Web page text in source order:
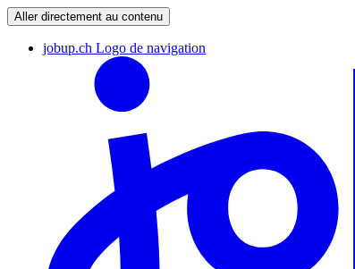
Aller directement au contenu
jobup.ch Logo de navigation